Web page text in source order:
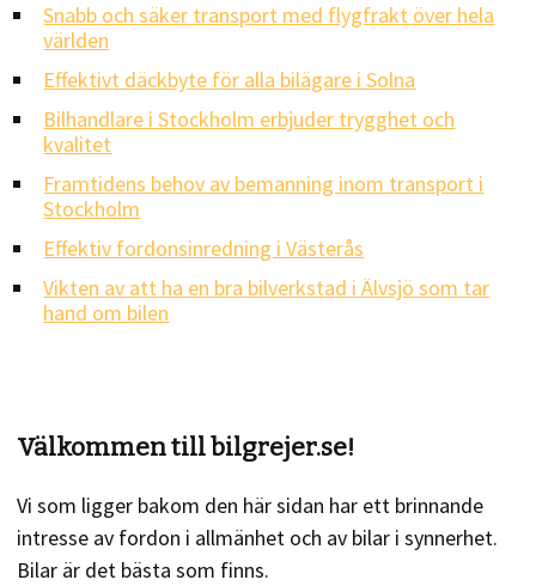
Snabb och säker transport med flygfrakt över hela
världen
Effektivt däckbyte för alla bilägare i Solna
Bilhandlare i Stockholm erbjuder trygghet och
kvalitet
Framtidens behov av bemanning inom transport i
Stockholm
Effektiv fordonsinredning i Västerås
Vikten av att ha en bra bilverkstad i Älvsjö som tar
hand om bilen
Välkommen till bilgrejer.se!
Vi som ligger bakom den här sidan har ett brinnande
intresse av fordon i allmänhet och av bilar i synnerhet.
Bilar är det bästa som finns.